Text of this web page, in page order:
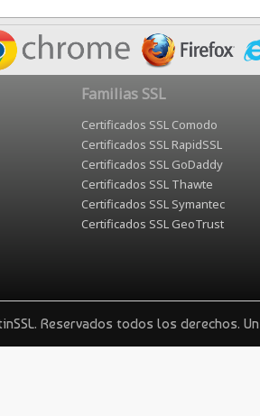
Familias SSL
Certificados SSL Comodo
Certificados SSL RapidSSL
Certificados SSL GoDaddy
Certificados SSL Thawte
Certificados SSL Symantec
Certificados SSL GeoTrust
Reservados todos los derechos.